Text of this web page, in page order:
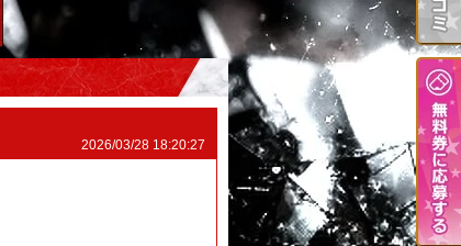
2026/03/28 18:20:27